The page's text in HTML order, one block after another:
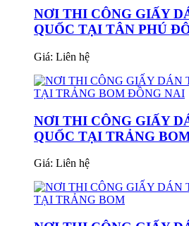
NƠI THI CÔNG GIẤY
QUỐC TẠI TÂN PHÚ
Giá: Liên hệ
NƠI THI CÔNG GIẤY
QUỐC TẠI TRẢNG
Giá: Liên hệ